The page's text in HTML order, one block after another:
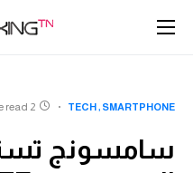
SMARTPHONE
TECH
2 minute read
سامسونج